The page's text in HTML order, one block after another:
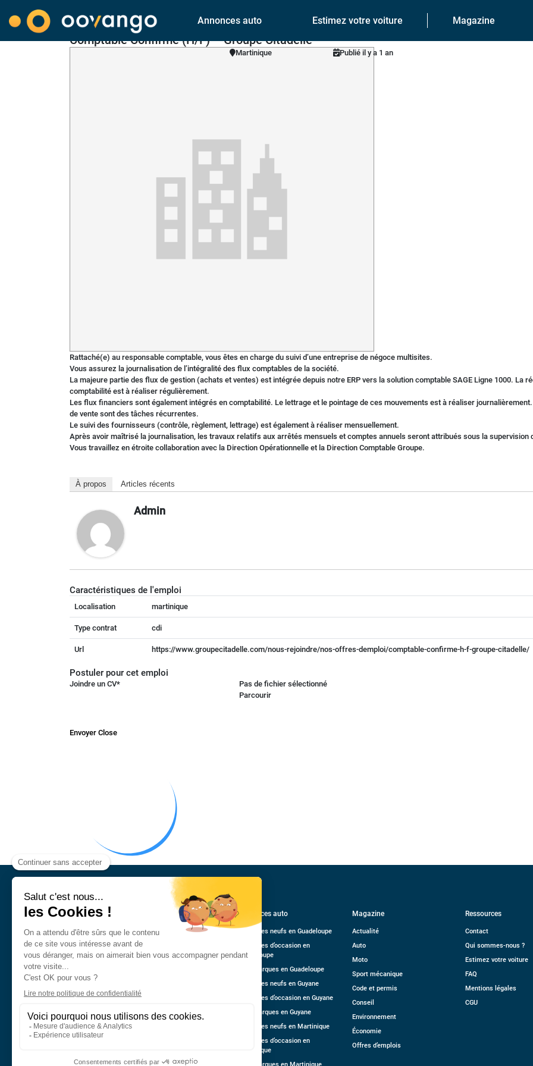
Annonces auto Estimez votre voiture Magazine
Comptable Confirmé (H/F) – Groupe Citadelle
Martinique Publié il y a 1 an
Rattaché(e) au responsable comptable, vous êtes en charge du suivi d’une entreprise de négoce multisites.
Vous assurez la journalisation de l’intégralité des flux comptables de la société.
La majeure partie des flux de gestion (achats et ventes) est intégrée depuis notre ERP vers la solution comptable SAGE Ligne 1000. La
comptabilité est à réaliser régulièrement.
Les flux financiers sont également intégrés en comptabilité. Le lettrage et le pointage de ces mouvements est à réaliser
de vente sont des tâches récurrentes.
Le suivi des fournisseurs (contrôle, règlement, lettrage) est également à réaliser mensuellement.
Après avoir maîtrisé la journalisation, les travaux relatifs aux arrêtés mensuels et comptes annuels seront attribués sous la
Vous travaillez en étroite collaboration avec la Direction Opérationnelle et la Direction Comptable Groupe.
À propos Articles récents
Admin
Caractéristiques de l'emploi
Localisation martinique
Type contrat cdi
Url https://www.groupecitadelle.com/nous-rejoindre/nos-offres-demploi/comptable-confirme-h-f-groupe-citadelle/
Postuler pour cet emploi
Joindre un CV*
Pas de fichier sélectionné
Parcourir
Envoyer Close
Annonces auto
Véhicules neufs en Guadeloupe
Véhicules d’occasion en
Guadeloupe
Nos marques en Guadeloupe
Véhicules neufs en Guyane
Véhicules d’occasion en Guyane
Nos marques en Guyane
Véhicules neufs en Martinique
Véhicules d’occasion en
Martinique
Magazine
Actualité
Auto
Moto
Sport mécanique
Code et permis
Conseil
Environnement
Économie
Offres d’emplois
Ressources
Contact
Qui sommes-nous ?
Estimez votre voiture
FAQ
Mentions légales
CGU